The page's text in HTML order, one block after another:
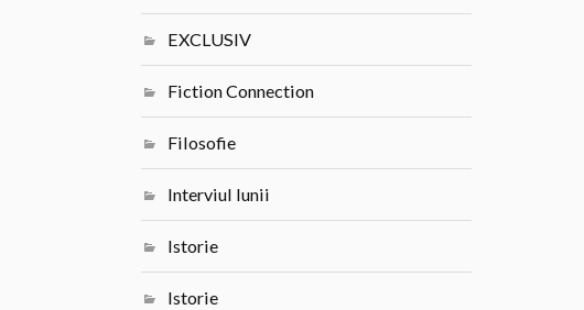
EXCLUSIV
Fiction Connection
Filosofie
Interviul lunii
Istorie
Istorie